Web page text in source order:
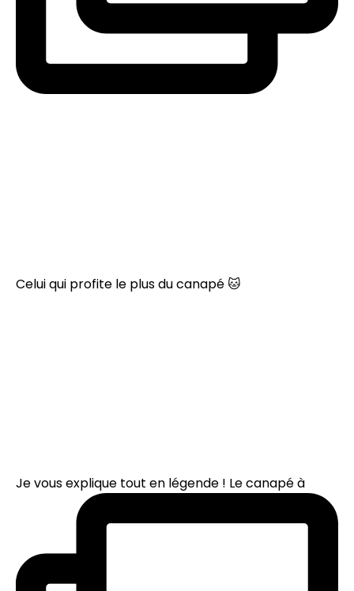
Celui qui profite le plus du canapé 🐱
Je vous explique tout en légende ! Le canapé à